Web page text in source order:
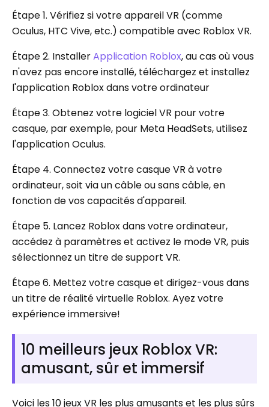
Étape 1. Vérifiez si votre appareil VR (comme
Oculus, HTC Vive, etc.) compatible avec Roblox VR.
Étape 2. InstallerApplication Roblox, au cas où vous
n'avez pas encore installé, téléchargez et installez
l'application Roblox dans votre ordinateur
Étape 3. Obtenez votre logiciel VR pour votre
casque, par exemple, pour Meta HeadSets, utilisez
l'application Oculus.
Étape 4. Connectez votre casque VR à votre
ordinateur, soit via un câble ou sans câble, en
fonction de vos capacités d'appareil.
Étape 5. Lancez Roblox dans votre ordinateur,
accédez à paramètres et activez le mode VR, puis
sélectionnez un titre de support VR.
Étape 6. Mettez votre casque et dirigez-vous dans
un titre de réalité virtuelle Roblox. Ayez votre
expérience immersive!
10 meilleurs jeux Roblox VR:
amusant, sûr et immersif
Voici les 10 jeux VR les plus amusants et les plus sûrs